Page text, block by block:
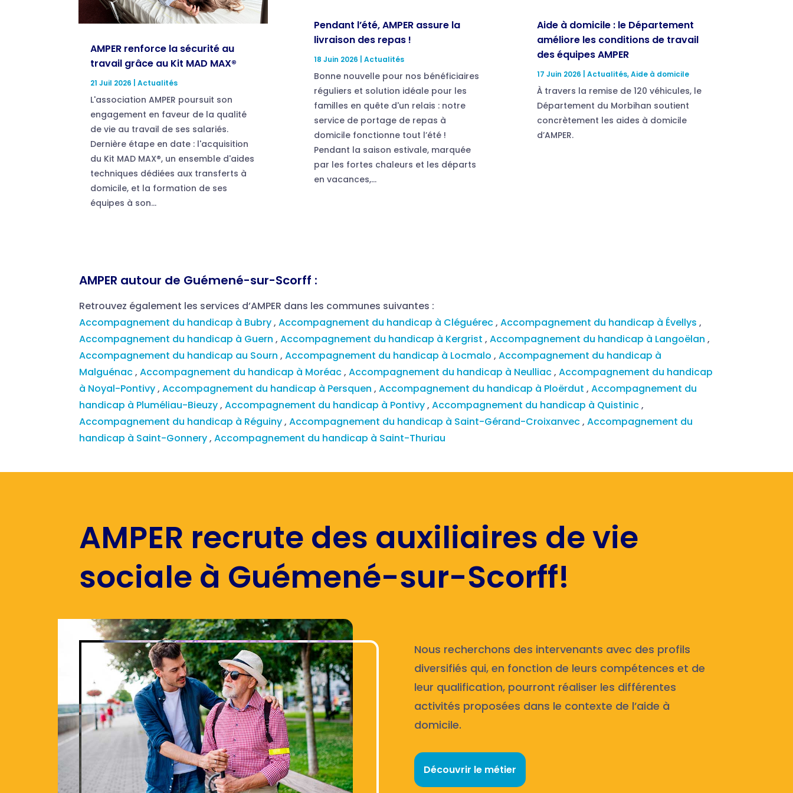
AMPER renforce la sécurité au
travail grâce au Kit MAD MAX®
21 Juil 2026 |Actualités
L'association AMPER poursuit son
engagement en faveur de la qualité
de vie au travail de ses salariés.
Dernière étape en date : l'acquisition
du Kit MAD MAX®, un ensemble d'aides
techniques dédiées aux transferts à
domicile, et la formation de ses
équipes à son...
Pendant l’été, AMPER assure la
livraison des repas !
18 Juin 2026 Actualités
Bonne nouvelle pour nos bénéficiaires
réguliers et solution idéale pour les
familles en quête d'un relais : notre
service de portage de repas à
domicile fonctionne tout l’été !
Pendant la saison estivale, marquée
par les fortes chaleurs et les départs
en vacances,...
Aide à domicile : le Département
améliore les conditions de travail
des équipes AMPER
17 Juin 2026 Actualités,Aide à domicile
À travers la remise de 120 véhicules, le
Département du Morbihan soutient
concrètement les aides à domicile
d’AMPER.
AMPER autour de Guémené-sur-Scorff :
Retrouvez également les services d’AMPER dans les communes suivantes :
Accompagnement du handicap à Bubry,Accompagnement du handicap à Cléguérec,Accompagnement du handicap à Évellys,
Accompagnement du handicap à Guern,Accompagnement du handicap à Kergrist,Accompagnement du handicap à Langoëlan,
Accompagnement du handicap au Sourn,Accompagnement du handicap à Locmalo,Accompagnement du handicap à
Malguénac,Accompagnement du handicap à Moréac,Accompagnement du handicap à Neulliac,Accompagnement du handicap
à Noyal-Pontivy,Accompagnement du handicap à Persquen,Accompagnement du handicap à Ploërdut,Accompagnement du
handicap à Pluméliau-Bieuzy,Accompagnement du handicap à Pontivy,Accompagnement du handicap à Quistinic,
Accompagnement du handicap à Réguiny,Accompagnement du handicap à Saint-Gérand-Croixanvec,Accompagnement du
handicap à Saint-Gonnery,Accompagnement du handicap à Saint-Thuriau
AMPER recrute des auxiliaires de vie
sociale à Guémené-sur-Scorff!
Nous recherchons des intervenants avec des profils
diversifiés qui, en fonction de leurs compétences et de
leur qualification, pourront réaliser les différentes
activités proposées dans le contexte de l’aide à
domicile.
Découvrir le métier